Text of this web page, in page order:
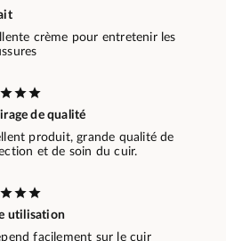
crème pour entretenir les
de qualité
produit, grande qualité de
et de soin du cuir.
utilisation
facilement sur le cuir